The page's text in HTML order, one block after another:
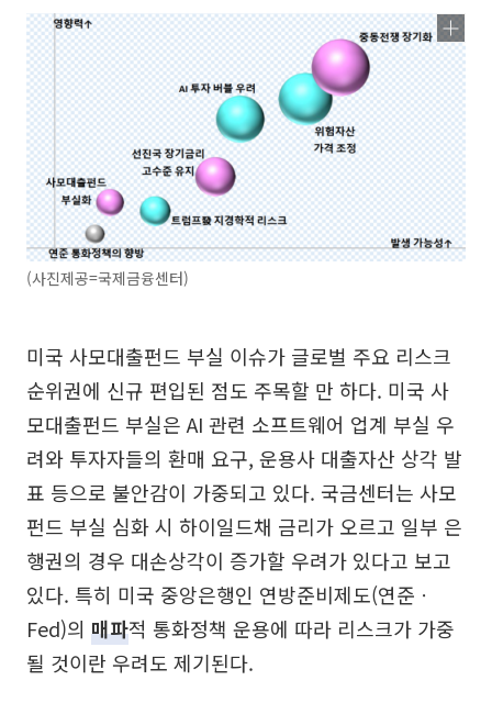
(사진제공=국제금융센터)
미국 사모대출펀드 부실 이슈가 글로벌 주요 리스크
순위권에 신규 편입된 점도 주목할 만 하다. 미국 사
모대출펀드 부실은 AI 관련 소프트웨어 업계 부실 우
려와 투자자들의 환매 요구, 운용사 대출자산 상각 발
표 등으로 불안감이 가중되고 있다. 국금센터는 사모
펀드 부실 심화 시 하이일드채 금리가 오르고 일부 은
행권의 경우 대손상각이 증가할 우려가 있다고 보고
있다. 특히 미국 중앙은행인 연방준비제도(연준ㆍ
Fed)의 매파적 통화정책 운용에 따라 리스크가 가중
될 것이란 우려도 제기된다.